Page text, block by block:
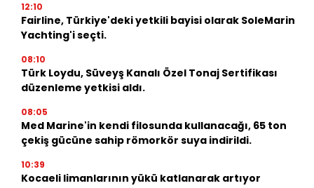
12:10
Fairline, Türkiye'deki yetkili bayisi olarak SoleMarin
Yachting'i seçti.
08:10
Türk Loydu, Süveyş Kanalı Özel Tonaj Sertifikası
düzenleme yetkisi aldı.
08:05
Med Marine'in kendi filosunda kullanacağı, 65 ton
çekiş gücüne sahip römorkör suya indirildi.
10:39
Kocaeli limanlarının yükü katlanarak artıyor